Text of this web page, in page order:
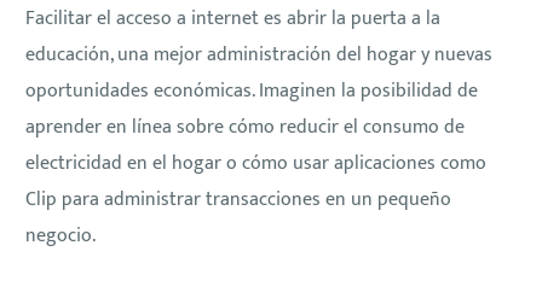
Facilitar el acceso a internet es abrir la puerta a la
educación, una mejor administración del hogar y nuevas
oportunidades económicas. Imaginen la posibilidad de
aprender en línea sobre cómo reducir el consumo de
electricidad en el hogar o cómo usar aplicaciones como
Clip para administrar transacciones en un pequeño
negocio.